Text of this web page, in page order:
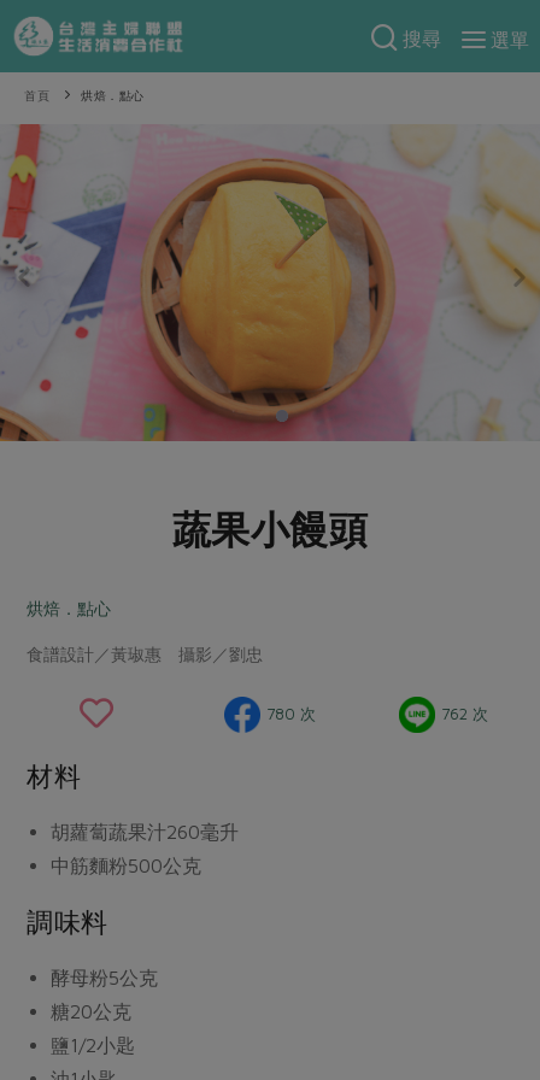
搜尋
選單
產品分類
當季蔬果
一籃菜 當令水果
芽苗類 蕈菇類
辛香料類
奶蛋豆・五穀
蛋 乳製品
豆製品 米麵雜糧
水產
調理食材・點心
調味醬料/南北貨 烘焙
保健食品
居家好物
美妝保養
日用品
防災用品
食材
米食
麵食
海鮮
常備菜
湯品．鍋物
漬物
飲品
主題食譜
異國料理
年菜食譜
養身食補
特別企畫
預購活動
把最好的台灣味帶回家！
防災用品預購圓滿結束
2026年端午節預購圓滿結束
更多預購活動
合作25-精選產品第四彈
合作25-精選產品第三彈
更多當季產品
議題活動
主婦聯盟X樂齡網特約優惠案
30%rPET紅烏龍茶
2024農業發展計畫年度報告
把最好的台灣味帶回家！
綠主張
觀點文章
主婦食堂 一籃菜真心話
社內大小事 合作聯合國
親子食育
關注議題
減硝酸鹽
非基改運動 支持本土農糧
減添加物
公益金
更多議題
綠主張月刊
典藏閱覽室
關於合作社
認識合作社
關於我們
產品檢驗
自主把關
檢驗報告
社員權益
合作社法規
社務專區
最新消息
重要公告
首頁 烘焙．點心
蔬果小饅頭
烘焙．點心
食譜設計／黃琡惠 攝影／劉忠
780 次 762 次
材料
胡蘿蔔蔬果汁260毫升
中筋麵粉500公克
調味料
酵母粉5公克
糖20公克
鹽1/2小匙